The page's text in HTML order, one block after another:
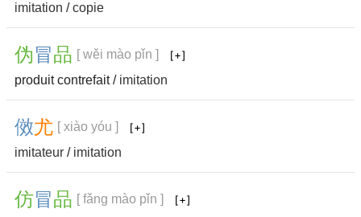
imitation /copie
伪冒品 [ wěi mào pǐn ]
produit contrefait / imitation
傚尤 [ xiào yóu ]
imitateur / imitation
仿冒品 [ fǎng mào pǐn ]